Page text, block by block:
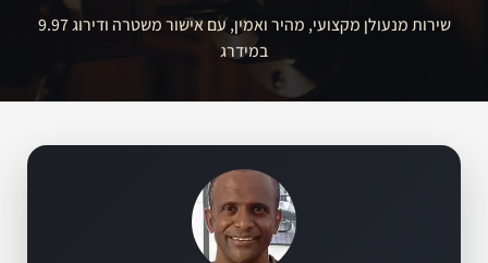
רמלה
שירות מנעולן מקצועי, מהיר ואמין, עם אישור משטרה ודירוג 9.97
במידרג